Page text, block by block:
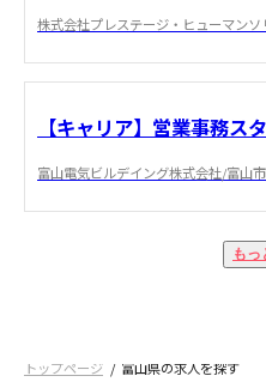
株式会社プレステージ・ヒューマン
【キャリア】営業事務ス
富山電気ビルデイング株式会社/富山
もっ
トップページ 富山県の求人を探す